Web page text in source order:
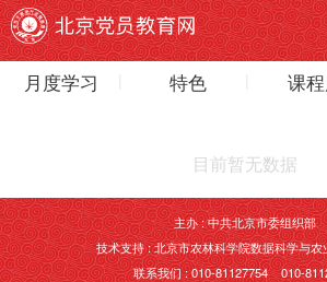
月度学习 特色 课
目前暂无数据
主办 : 中共北京市委组织部
技术支持 : 北京市农林科学院数据科学与农
联系我们 : 010-81127754 010-